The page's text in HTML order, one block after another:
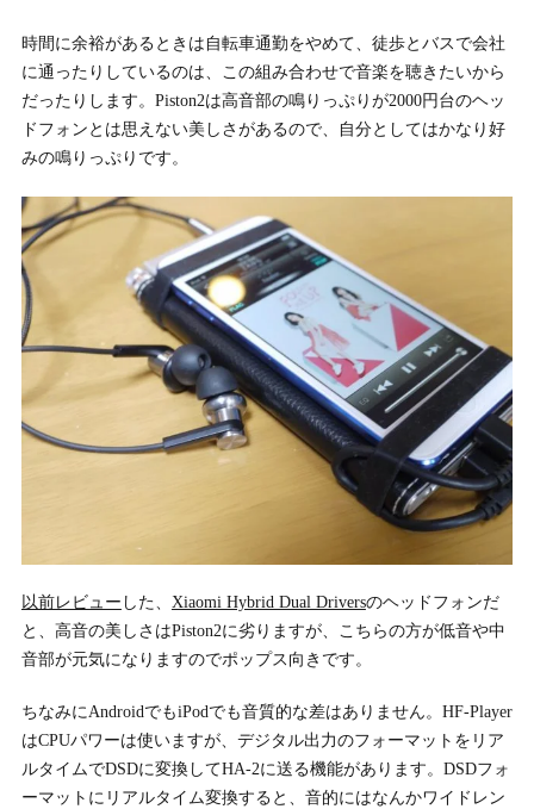
時間に余裕があるときは自転車通勤をやめて、徒歩とバスで会社
に通ったりしているのは、この組み合わせで音楽を聴きたいから
だったりします。Piston2は高音部の鳴りっぷりが2000円台のヘッ
ドフォンとは思えない美しさがあるので、自分としてはかなり好
みの鳴りっぷりです。
以前レビュー した、 Xiaomi Hybrid Dual Driversのヘッドフォンだ
と、高音の美しさはPiston2に劣りますが、こちらの方が低音や中
音部が元気になりますのでポップス向きです。
ちなみにAndroidでもiPodでも音質的な差はありません。HF-Player
はCPUパワーは使いますが、デジタル出力のフォーマットをリア
ルタイムでDSDに変換してHA-2に送る機能があります。DSDフォ
ーマットにリアルタイム変換すると、音的にはなんかワイドレン